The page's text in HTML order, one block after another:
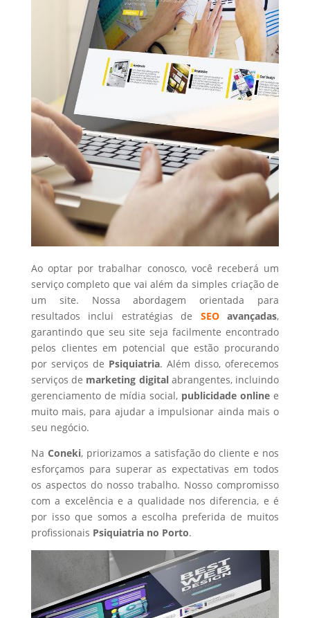
Ao optar por trabalhar conosco, você receberá um
serviço completo que vai além da simples criação de
um site. Nossa abordagem orientada para
resultados inclui estratégias de SEOavançadas,
garantindo que seu site seja facilmente encontrado
pelos clientes em potencial que estão procurando
por serviços de Psiquiatria. Além disso, oferecemos
serviços de marketing digital abrangentes, incluindo
gerenciamento de mídia social, publicidade online e
muito mais, para ajudar a impulsionar ainda mais o
seu negócio.
Na Coneki, priorizamos a satisfação do cliente e nos
esforçamos para superar as expectativas em todos
os aspectos do nosso trabalho. Nosso compromisso
com a excelência e a qualidade nos diferencia, e é
por isso que somos a escolha preferida de muitos
profissionais Psiquiatriano Porto.